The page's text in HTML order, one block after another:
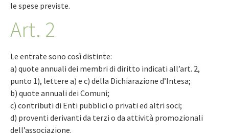
le spese previste.
Art. 2
Le entrate sono così distinte:
a) quote annuali dei membri di diritto indicati all’art. 2,
punto 1), lettere a) e c) della Dichiarazione d’Intesa;
b) quote annuali dei Comuni;
c) contributi di Enti pubblici o privati ed altri soci;
d) proventi derivanti da terzi o da attività promozionali
dell’associazione.